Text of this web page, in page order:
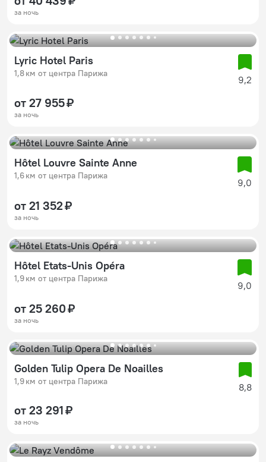
за ночь
Lyric Hotel Paris
1,8 км от центра Парижа
9,2
от 27 955 ₽
за ночь
Hôtel Louvre Sainte Anne
1,6 км от центра Парижа
9,0
от 21 352 ₽
за ночь
Hôtel Etats-Unis Opéra
1,9 км от центра Парижа
9,0
от 25 260 ₽
за ночь
Golden Tulip Opera De Noailles
1,9 км от центра Парижа 8,8
от 23 291 ₽
за ночь